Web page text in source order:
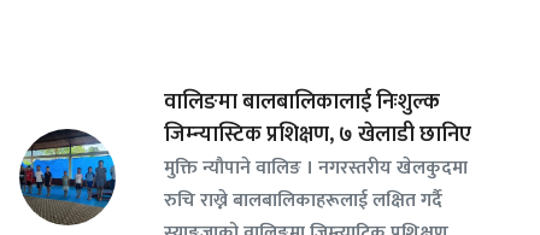
वालिङमा बालबालिकालाई निःशुल्क
जिम्न्यास्टिक प्रशिक्षण, ७ खेलाडी छानिए
​मुक्ति न्यौपाने वालिङ । नगरस्तरीय खेलकुदमा
रुचि राख्ने बालबालिकाहरूलाई लक्षित गर्दै